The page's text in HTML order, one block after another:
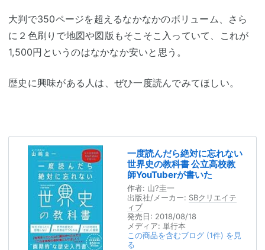
大判で350ページを超えるなかなかのボリューム、さら
に２色刷りで地図や図版もそこそこ入っていて、これが
1,500円というのはなかなか安いと思う。
歴史に興味がある人は、ぜひ一度読んでみてほしい。
一度読んだら絶対に忘れない
世界史の教科書 公立高校教
師YouTuberが書いた
作者: 山?圭一
出版社/メーカー: SBクリエイテ
ィブ
発売日: 2018/08/18
メディア: 単行本
この商品を含むブログ (1件) を見
る